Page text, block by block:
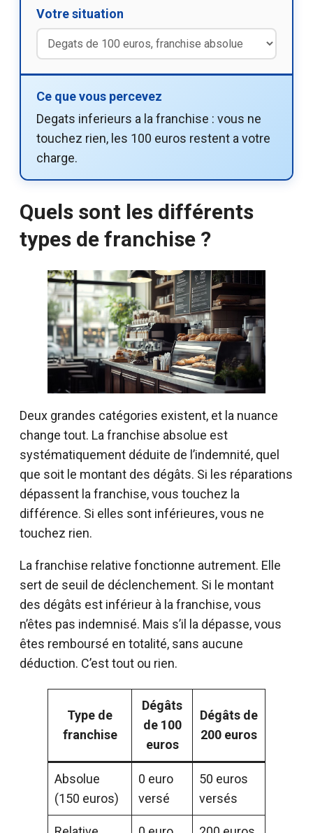
Votre situation
Ce que vous percevez
Degats inferieurs a la franchise : vous ne
touchez rien, les 100 euros restent a votre
charge.
Quels sont les différents
types de franchise ?
Deux grandes catégories existent, et la nuance
change tout. La franchise absolue est
systématiquement déduite de l’indemnité, quel
que soit le montant des dégâts. Si les réparations
dépassent la franchise, vous touchez la
différence. Si elles sont inférieures, vous ne
touchez rien.
La franchise relative fonctionne autrement. Elle
sert de seuil de déclenchement. Si le montant
des dégâts est inférieur à la franchise, vous
n’êtes pas indemnisé. Mais s’il la dépasse, vous
êtes remboursé en totalité, sans aucune
déduction. C’est tout ou rien.
Type de
franchise
Dégâts
de 100
euros
Dégâts de
200 euros
Absolue
(150 euros)
0 euro
versé
50 euros
versés